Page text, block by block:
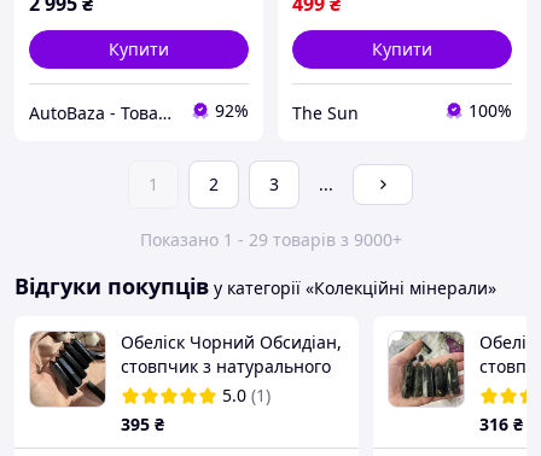
Купити
AutoBaza - Товари для автомобілей та життя 92%
Купити
The Sun 100%
1 2 3 ...
Показано 1 - 29 товарів з 9000+
Відгуки покупців у категорії «Колекційні мінерали»
Обеліск Чорний Обсидіан,
стовпчик з натурального
каменю, вага 30-50 г,
висота 6-7 см, кристал
5.0 (1)
395 ₴
висота
316 ₴